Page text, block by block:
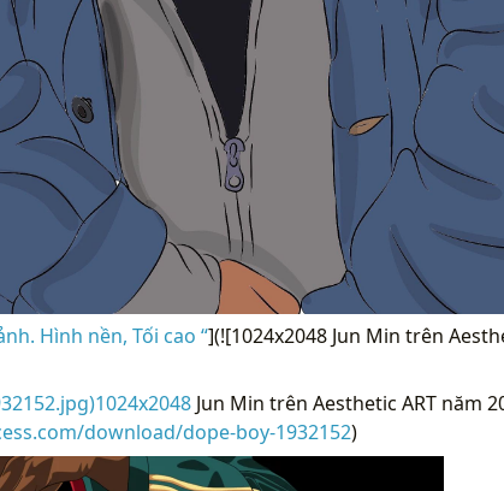
Hình nền, Tối cao “](![1024x2048 Jun Min trên
Jun Min trên Aesthetic ART năm
download/dope-boy-1932152)